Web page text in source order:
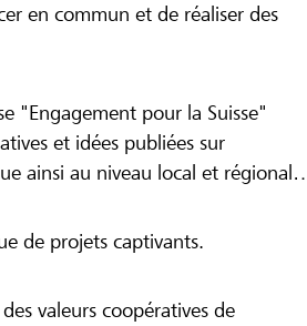
en commun et de réaliser des
"Engagement pour la Suisse"
et idées publiées sur
ainsi au niveau local et régional
de projets captivants.
valeurs coopératives de